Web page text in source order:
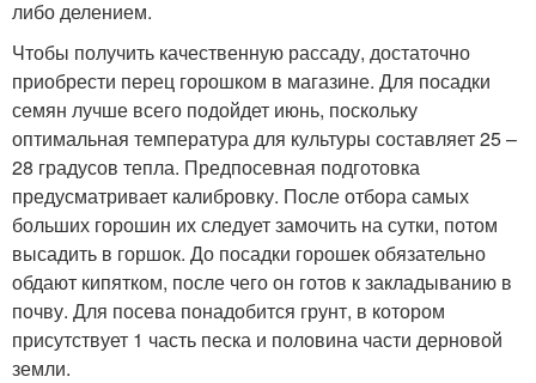
либо делением.
Чтобы получить качественную рассаду, достаточно
приобрести перец горошком в магазине. Для посадки
семян лучше всего подойдет июнь, поскольку
оптимальная температура для культуры составляет 25 –
28 градусов тепла. Предпосевная подготовка
предусматривает калибровку. После отбора самых
больших горошин их следует замочить на сутки, потом
высадить в горшок. До посадки горошек обязательно
обдают кипятком, после чего он готов к закладыванию в
почву. Для посева понадобится грунт, в котором
присутствует 1 часть песка и половина части дерновой
земли.